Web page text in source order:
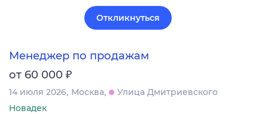
Откликнуться
Менеджер по продажам
от 60 000 ₽
14 июля 2026 Москва
Улица Дмитриевского
Новадек